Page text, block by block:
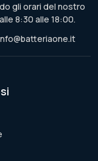
gli orari del nostro
8:30 alle 18:00.